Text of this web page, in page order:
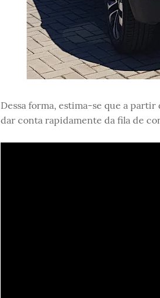
Dessa forma, estima-se que a
dar conta rapidamente da fila de